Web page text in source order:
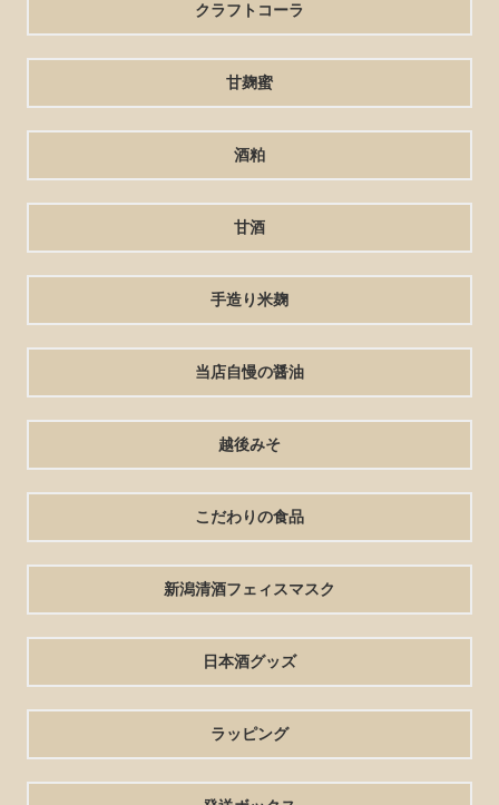
クラフトコーラ
甘麹蜜
酒粕
甘酒
手造り米麹
当店自慢の醤油
越後みそ
こだわりの食品
新潟清酒フェィスマスク
日本酒グッズ
ラッピング